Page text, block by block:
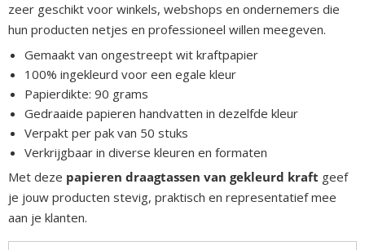
zeer geschikt voor winkels, webshops en ondernemers die
hun producten netjes en professioneel willen meegeven.
Gemaakt van ongestreept wit kraftpapier
100% ingekleurd voor een egale kleur
Papierdikte: 90 grams
Gedraaide papieren handvatten in dezelfde kleur
Verpakt per pak van 50 stuks
Verkrijgbaar in diverse kleuren en formaten
Met deze papieren draagtassen van gekleurd kraft geef
je jouw producten stevig, praktisch en representatief mee
aan je klanten.